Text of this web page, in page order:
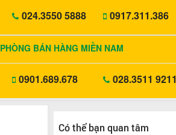
024.3550 5888
0917.311.386
PHÒNG BÁN HÀNG MIỀN NAM
0901.689.678 028.3511 9211
Có thể bạn quan tâm